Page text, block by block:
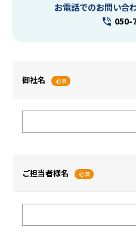
お電話でのお問い合
050-
御社名 必須
ご担当者様名 必須